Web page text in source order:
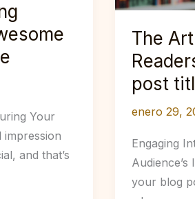
Your
impression
and that’s
The
post
enero 29,
Engaging
your blog